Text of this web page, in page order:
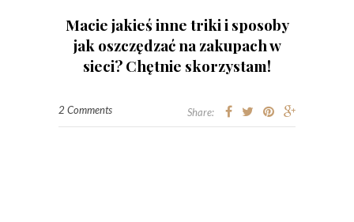
Macie jakieś inne triki i sposoby
jak oszczędzać na zakupach w
sieci? Chętnie skorzystam!
2 Comments Share: